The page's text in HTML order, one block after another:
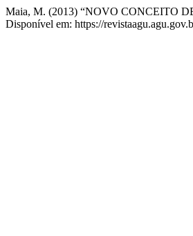
Maia, M. (2013) “NOVO CONCEITO
Disponível em: https://